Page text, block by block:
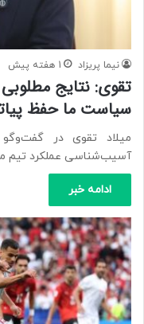
نیما پریزاد 1 هفته پیش
تقوی: نتایج مطلوبی
سیاست ما حفظ
میلاد تقوی در
آسیب‌شناسی عملکرد تیم
ادامه خبر